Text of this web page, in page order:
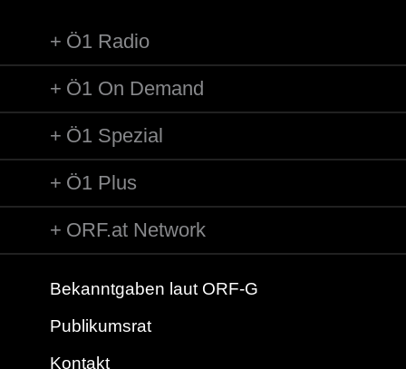
Ö1 Radio
Ö1 On Demand
Ö1 Spezial
Ö1 Plus
ORF.at Network
Bekanntgaben laut ORF-G
Publikumsrat
Kontakt